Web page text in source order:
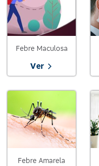
Febre Maculosa
Ver
Febre Amarela